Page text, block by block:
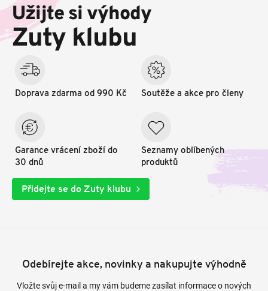
a
í
Užijte si výhody
Zuty klubu
Doprava zdarma od 990 Kč
Garance vrácení zboží do
30 dnů
Soutěže a akce pro členy
Seznamy oblíbených
produktů
Přidejte se do Zuty klubu
Odebírejte akce, novinky a nakupujte výhodně
Vložte svůj e-mail a my vám budeme zasílat informace o nových